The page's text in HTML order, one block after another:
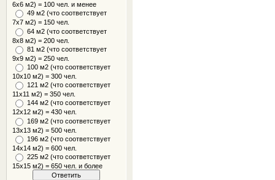
6x6 м2) = 100 чел. и менее
49 м2 (что соответствует
7x7 м2) = 150 чел.
64 м2 (что соответствует
8x8 м2) = 200 чел.
81 м2 (что соответствует
9х9 м2) = 250 чел.
100 м2 (что соответствует
10x10 м2) = 300 чел.
121 м2 (что соответствует
11х11 м2) = 350 чел.
144 м2 (что соответствует
12х12 м2) = 430 чел.
169 м2 (что соответствует
13х13 м2) = 500 чел.
196 м2 (что соответствует
14х14 м2) = 600 чел.
225 м2 (что соответствует
15х15 м2) = 650 чел. и более